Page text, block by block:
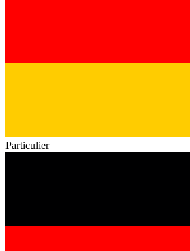
Particulier